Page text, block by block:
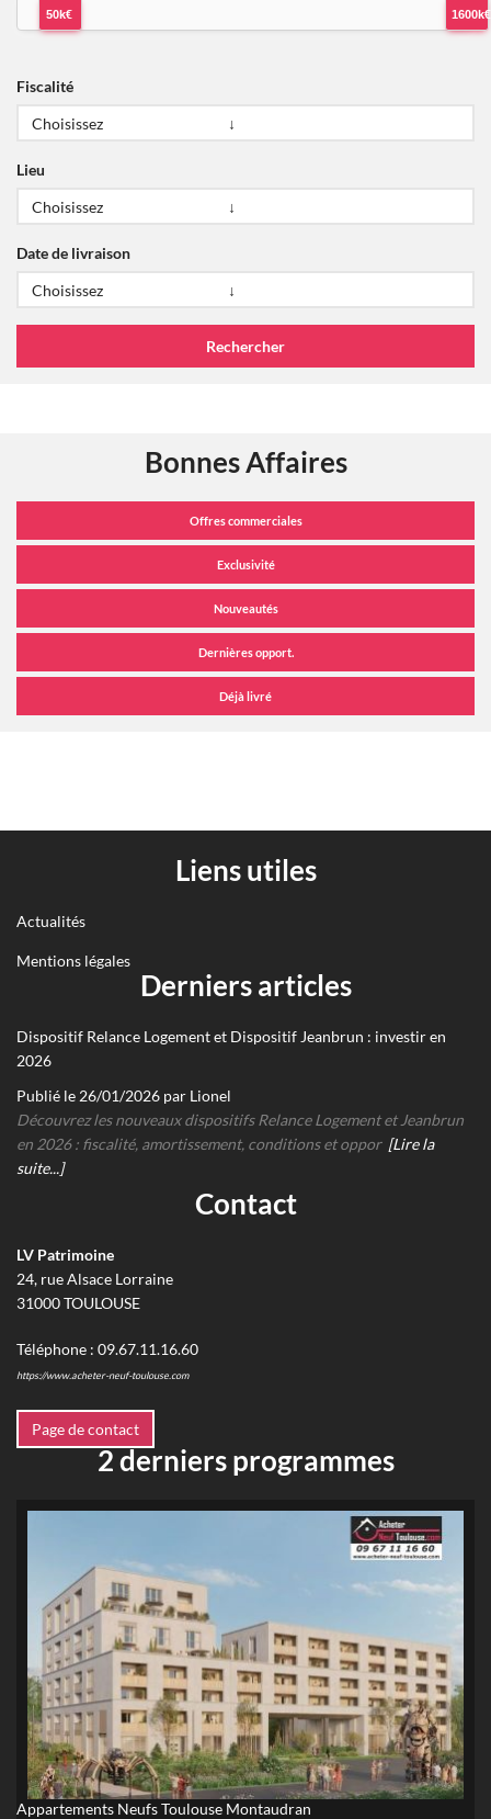
50k€ 1600k€
Fiscalité
Lieu
Date de livraison
Bonnes Affaires
Liens utiles
Actualités
Mentions légales
Derniers articles
Dispositif Relance Logement et Dispositif Jeanbrun : investir en
2026
Publié le 26/01/2026 par Lionel
Découvrez les nouveaux dispositifs Relance Logement et Jeanbrun
en 2026 : fiscalité, amortissement, conditions et oppor [Lire la
suite...]
Contact
LV Patrimoine
24, rue Alsace Lorraine
31000TOULOUSE
Téléphone : 09.67.11.16.60
https://www.acheter-neuf-toulouse.com
Page de contact
2 derniers programmes
Appartements Neufs Toulouse Montaudran